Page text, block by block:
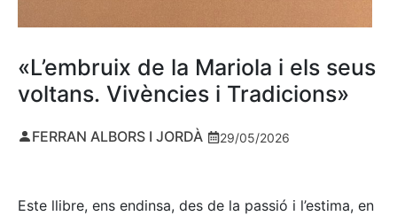
«L’embruix de la Mariola i els seus
voltans. Vivències i Tradicions»
FERRAN ALBORS I JORDÀ 29/05/2026
Este llibre, ens endinsa, des de la passió i l’estima, en